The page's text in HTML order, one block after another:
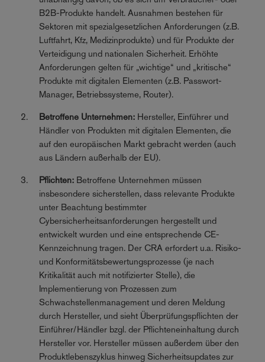
B2B-Produkte handelt. Ausnahmen bestehen für
Sektoren mit spezialgesetzlichen Anforderungen (z.B.
Luftfahrt, Kfz, Medizinprodukte) und für Produkte der
Verteidigung und nationalen Sicherheit. Erhöhte
Anforderungen gelten für „wichtige“ und „kritische“
Produkte mit digitalen Elementen (z.B. Passwort-
Manager, Betriebssysteme, Router).
Betroffene Unternehmen:Hersteller, Einführer und
Händler von Produkten mit digitalen Elementen, die
auf den europäischen Markt gebracht werden (auch
aus Ländern außerhalb der EU).
Pflichten:Betroffene Unternehmen müssen
insbesondere sicherstellen, dass relevante Produkte
unter Beachtung bestimmter
Cybersicherheitsanforderungen hergestellt und
entwickelt wurden und eine entsprechende CE-
Kennzeichnung tragen. Der CRA erfordert u.a. Risiko-
und Konformitätsbewertungsprozesse (je nach
Kritikalität auch mit notifizierter Stelle), die
Implementierung von Prozessen zum
Schwachstellenmanagement und deren Meldung
durch Hersteller, und sieht Überprüfungspflichten der
Einführer/Händler bzgl. der Pflichteneinhaltung durch
Hersteller vor. Hersteller müssen außerdem über den
Produktlebenszyklus hinweg Sicherheitsupdates zur